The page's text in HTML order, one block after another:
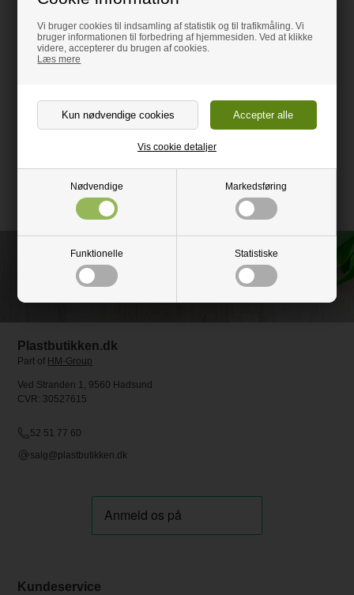
Vi bruger cookies til indsamling af statistik og til trafikmåling. Vi
bruger informationen til forbedring af hjemmesiden. Ved at klikke
videre, accepterer du brugen af cookies.
Læs mere
Nødvendige Markedsføring
Funktionelle Statistiske
Vis cookie detaljer
Måler 40cm.
Plastbutikken.dk
Part of HM-Group
Ved Stranden 1, 9560 Hadsund
CVR: 30527615
52 51 77 60
salg@plastbutikken.dk
Kundeservice